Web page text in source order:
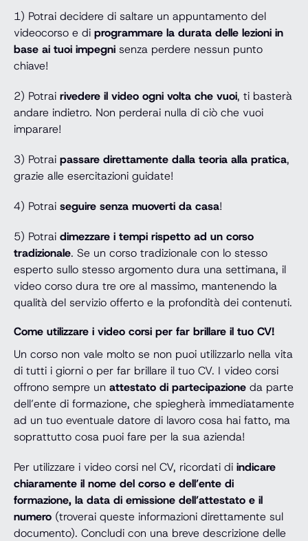
1) Potrai decidere di saltare un appuntamento del
videocorso e di programmare la durata delle lezioni in
base ai tuoi impegni senza perdere nessun punto
chiave!
2) Potrai rivedere il video ogni volta che vuoi, ti basterà
andare indietro. Non perderai nulla di ciò che vuoi
imparare!
3) Potrai passare direttamente dalla teoria alla pratica,
grazie alle esercitazioni guidate!
4) Potrai seguire senza muoverti da casa!
5) Potrai dimezzare i tempi rispetto ad un corso
tradizionale. Se un corso tradizionale con lo stesso
esperto sullo stesso argomento dura una settimana, il
video corso dura tre ore al massimo, mantenendo la
qualità del servizio offerto e la profondità dei contenuti.
Come utilizzare i video corsi per far brillare il tuo CV!
Un corso non vale molto se non puoi utilizzarlo nella vita
di tutti i giorni o per far brillare il tuo CV. I video corsi
offrono sempre un attestato di partecipazione da parte
dell’ente di formazione, che spiegherà immediatamente
ad un tuo eventuale datore di lavoro cosa hai fatto, ma
soprattutto cosa puoi fare per la sua azienda!
Per utilizzare i video corsi nel CV, ricordati di indicare
chiaramente il nome del corso e dell’ente di
formazione, la data di emissione dell’attestato e il
numero (troverai queste informazioni direttamente sul
documento). Concludi con una breve descrizione delle